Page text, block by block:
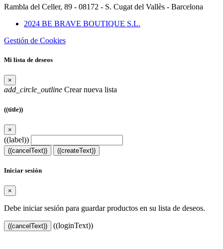
Rambla del Celler, 89 - 08172 - S. Cugat del Vallès - Barcelona
2024 BE BRAVE BOUTIQUE S.L.
Gestión de Cookies
Mi lista de deseos
×
add_circle_outline Crear nueva lista
((title))
×
((label))
((cancelText)) ((createText))
Iniciar sesión
×
Debe iniciar sesión para guardar productos en su lista de deseos.
((cancelText)) ((loginText))